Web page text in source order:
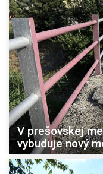
V prešovskej
vybuduje nový